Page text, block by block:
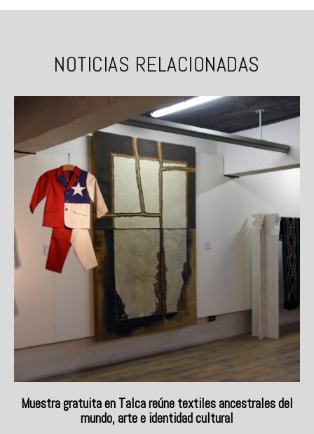
NOTICIAS RELACIONADAS
Muestra gratuita en Talca reúne textiles ancestrales del
mundo, arte e identidad cultural